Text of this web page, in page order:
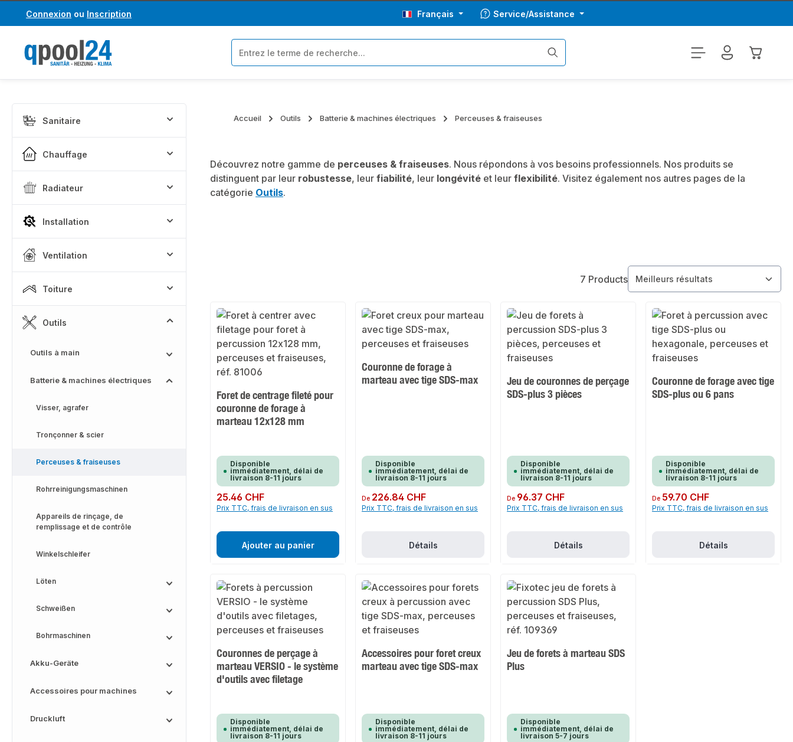
au contenu principal
Passer à la recherche
Connexion ou Inscription Français Service/Assistance
Le
Sanitaire
Chauffage
Radiateur
Installation
Ventilation
Toiture
Outils
Outils à main
Batterie & machines électriques
Visser, agrafer
Tronçonner & scier
Perceuses & fraiseuses
Rohrreinigungsmaschinen
Appareils de rinçage, de
remplissage et de contrôle
Winkelschleifer
Löten
Schweißen
Bohrmaschinen
Akku-Geräte
Accessoires pour machines
Druckluft
Accueil Outils Batterie & machines électriques Perceuses & fraiseuses
Découvrez notre gamme de perceuses & fraiseuses. Nous répondons à vos besoins professionnels. Nos produits se
distinguent par leur robustesse, leur fiabilité, leur longévité et leur flexibilité. Visitez également nos autres pages de la
catégorie Outils.
7 Products
Foret de centrage fileté pour
couronne de forage à
marteau 12x128 mm
Disponible
immédiatement, délai de
livraison 8-11 jours
Prix régulier :
25.46 CHF
Prix TTC, frais de livraison en sus
Ajouter au panier
Couronne de forage à
marteau avec tige SDS-max
Disponible
immédiatement, délai de
livraison 8-11 jours
Prix régulier :
De 226.84 CHF
Prix TTC, frais de livraison en sus
Détails
Jeu de couronnes de perçage
SDS-plus 3 pièces
Disponible
immédiatement, délai de
livraison 8-11 jours
Prix régulier :
De 96.37 CHF
Prix TTC, frais de livraison en sus
Détails
Couronne de forage avec tige
SDS-plus ou 6 pans
Disponible
immédiatement, délai de
livraison 8-11 jours
Prix régulier :
De 59.70 CHF
Prix TTC, frais de livraison en sus
Détails
Couronnes de perçage à
marteau VERSIO - le système
d'outils avec filetage
Disponible
immédiatement, délai de
livraison 8-11 jours
Accessoires pour foret creux
marteau avec tige SDS-max
Disponible
immédiatement, délai de
livraison 8-11 jours
Jeu de forets à marteau SDS
Plus
Disponible
immédiatement, délai de
livraison 5-7 jours